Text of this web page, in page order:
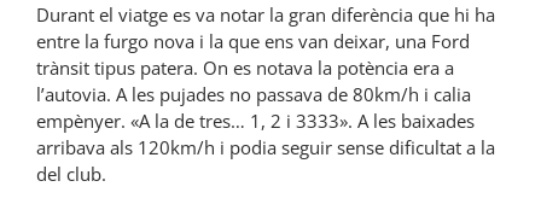
Durant el viatge es va notar la gran diferència que hi ha
entre la furgo nova i la que ens van deixar, una Ford
trànsit tipus patera. On es notava la potència era a
l’autovia. A les pujades no passava de 80km/h i calia
empènyer. «A la de tres… 1, 2 i 3333». A les baixades
arribava als 120km/h i podia seguir sense dificultat a la
del club.